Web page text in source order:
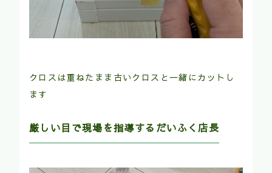
クロスは重ねたまま古いクロスと一緒にカットし
ます
厳しい目で現場を指導するだいふく店長